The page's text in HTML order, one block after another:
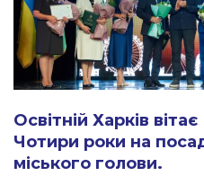
Освітній Харків
Чотири роки на
міського голови.